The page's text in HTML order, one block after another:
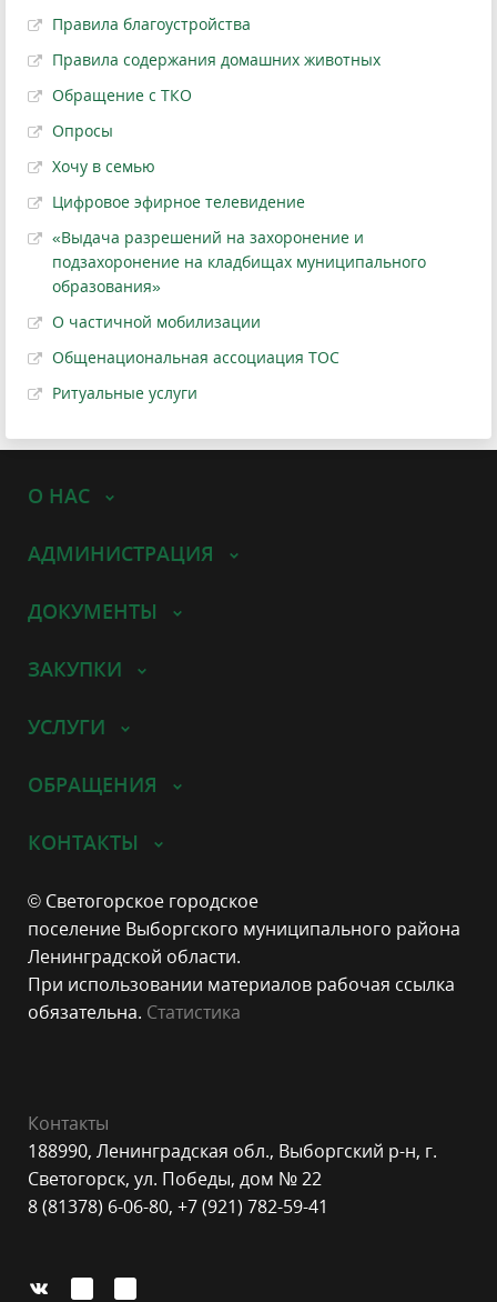
Правила благоустройства
Правила содержания домашних животных
Обращение с ТКО
Опросы
Хочу в семью
Цифровое эфирное телевидение
«Выдача разрешений на захоронение и
подзахоронение на кладбищах муниципального
образования»
О частичной мобилизации
Общенациональная ассоциация ТОС
Ритуальные услуги
О НАС
АДМИНИСТРАЦИЯ
ДОКУМЕНТЫ
ЗАКУПКИ
УСЛУГИ
ОБРАЩЕНИЯ
КОНТАКТЫ
© Светогорское городское
поселение Выборгского муниципального района
Ленинградской области.
При использовании материалов рабочая ссылка
обязательна. Статистика
Контакты
188990, Ленинградская обл., Выборгский р-н, г.
Светогорск, ул. Победы, дом № 22
8 (81378) 6-06-80, +7 (921) 782-59-41